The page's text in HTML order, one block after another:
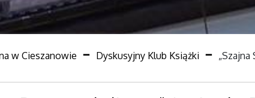
w Cieszanowie Dyskusyjny Klub Książki